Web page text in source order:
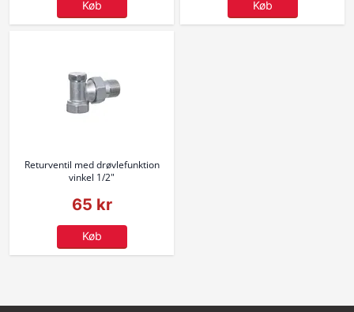
Køb Køb
Returventil med drøvlefunktion
vinkel 1/2"
65 kr
Køb